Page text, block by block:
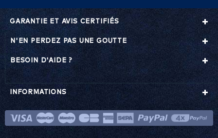
GARANTIE ET AVIS CERTIFIÉS
N'EN PERDEZ PAS UNE GOUTTE
BESOIN D'AIDE ?
INFORMATIONS